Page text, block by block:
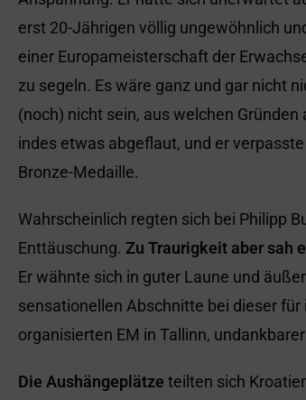
erst 20-Jährigen völlig ungewöhnlich
einer Europameisterschaft der
zu segeln. Es wäre ganz und gar nicht
(noch) nicht sein, aus welchen
indes etwas abgeflaut, und er
Bronze-Medaille.
Wahrscheinlich regten sich bei Philipp
Enttäuschung. Zu Traurigkeit aber sah
Er wähnte sich in guter Laune und
sensationellen Abschnitte bei dieser
organisierten EM in Tallinn,
Die Aushängeplätze teilten sich